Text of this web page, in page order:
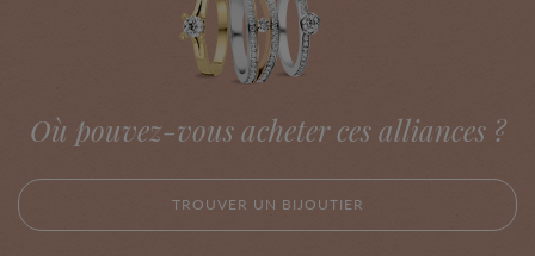
Où pouvez-vous acheter ces alliances ?
TROUVER UN BIJOUTIER